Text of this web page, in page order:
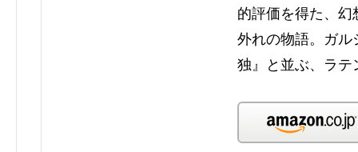
的評価を得た、
外れの物語。ガル
独』と並ぶ、ラテ